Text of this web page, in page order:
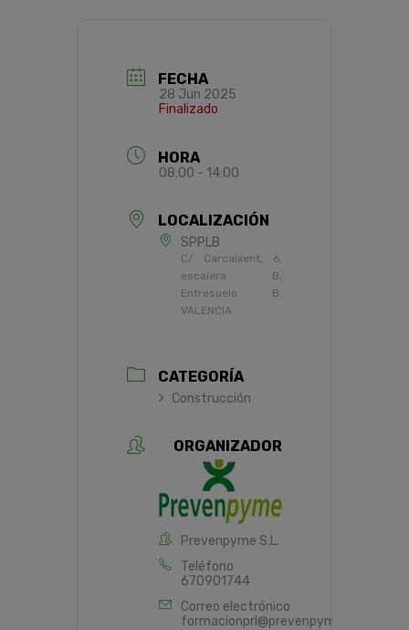
FECHA
28 Jun 2025
Finalizado
HORA
08:00 - 14:00
LOCALIZACIÓN
SPPLB
C/ Carcaixent, 6,
escalera B,
Entresuelo B,
VALENCIA
CATEGORÍA
Construcción
ORGANIZADOR
Prevenpyme S.L.
Teléfono
670901744
Correo electrónico
formacionprl@prevenpyme.es